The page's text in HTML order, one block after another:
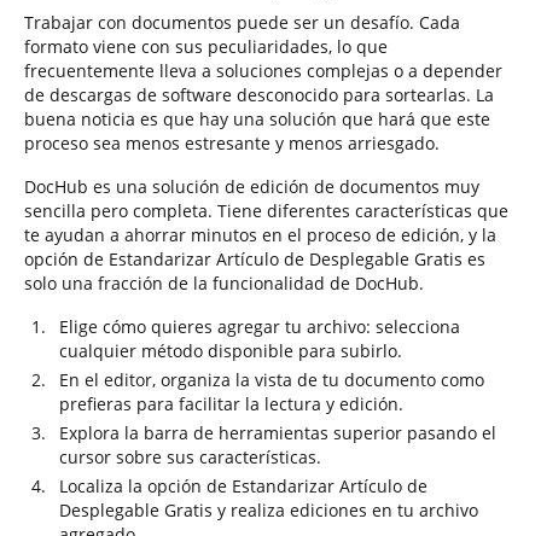
Trabajar con documentos puede ser un desafío. Cada
formato viene con sus peculiaridades, lo que
frecuentemente lleva a soluciones complejas o a depender
de descargas de software desconocido para sortearlas. La
buena noticia es que hay una solución que hará que este
proceso sea menos estresante y menos arriesgado.
DocHub es una solución de edición de documentos muy
sencilla pero completa. Tiene diferentes características que
te ayudan a ahorrar minutos en el proceso de edición, y la
opción de Estandarizar Artículo de Desplegable Gratis es
solo una fracción de la funcionalidad de DocHub.
Elige cómo quieres agregar tu archivo: selecciona
cualquier método disponible para subirlo.
En el editor, organiza la vista de tu documento como
prefieras para facilitar la lectura y edición.
Explora la barra de herramientas superior pasando el
cursor sobre sus características.
Localiza la opción de Estandarizar Artículo de
Desplegable Gratis y realiza ediciones en tu archivo